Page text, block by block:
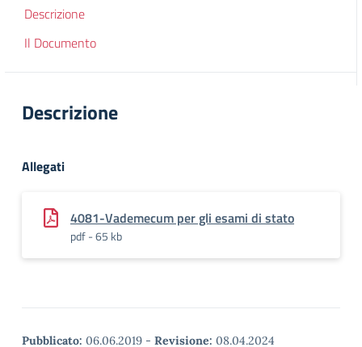
Descrizione
Il Documento
Descrizione
Allegati
4081-Vademecum per gli esami di stato
pdf - 65 kb
Pubblicato: 06.06.2019 - Revisione: 08.04.2024